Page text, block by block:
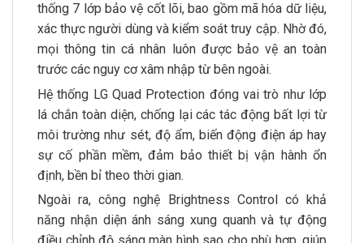
thống 7 lớp bảo vệ cốt lõi, bao gồm mã hóa dữ liệu,
xác thực người dùng và kiểm soát truy cập. Nhờ đó,
mọi thông tin cá nhân luôn được bảo vệ an toàn
trước các nguy cơ xâm nhập từ bên ngoài.
Hệ thống LG Quad Protection đóng vai trò như lớp
lá chắn toàn diện, chống lại các tác động bất lợi từ
môi trường như sét, độ ẩm, biến động điện áp hay
sự cố phần mềm, đảm bảo thiết bị vận hành ổn
định, bền bỉ theo thời gian.
Ngoài ra, công nghệ Brightness Control có khả
năng nhận diện ánh sáng xung quanh và tự động